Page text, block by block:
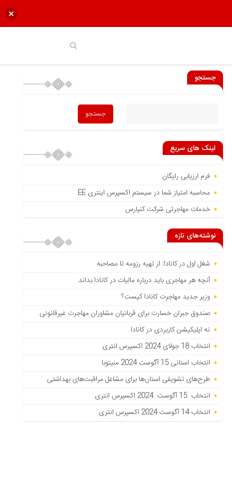
جستجو
لینک های سریع
فرم ارزیابی رایگان
محاسبه امتیاز شما در سیستم اکسپرس اینتری EE
خدمات مهاجرتی شرکت کنپارس
نوشته‌های تازه
شغل اول در کانادا: از تهیه رزومه تا مصاحبه
آنچه هر مهاجری باید درباره مالیات در کانادا بداند
وزیر جدید مهاجرت کانادا کیست؟
صندوق جبران خسارت برای قربانیان مشاوران مهاجرت غیرقانونی
نه اپلیکیشن کاربردی در کانادا
انتخاب 18 جولای 2024 اکسپرس انتری
انتخاب استانی 15 آگوست 2024 منیتوبا
طرح‌های تشویقی استان‌ها برای مشاغل مراقبت‌های بهداشتی
انتخاب 15 آگوست 2024 اکسپرس انتری
انتخاب 14 آگوست 2024 اکسپرس انتری